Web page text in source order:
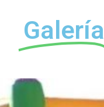
Galería